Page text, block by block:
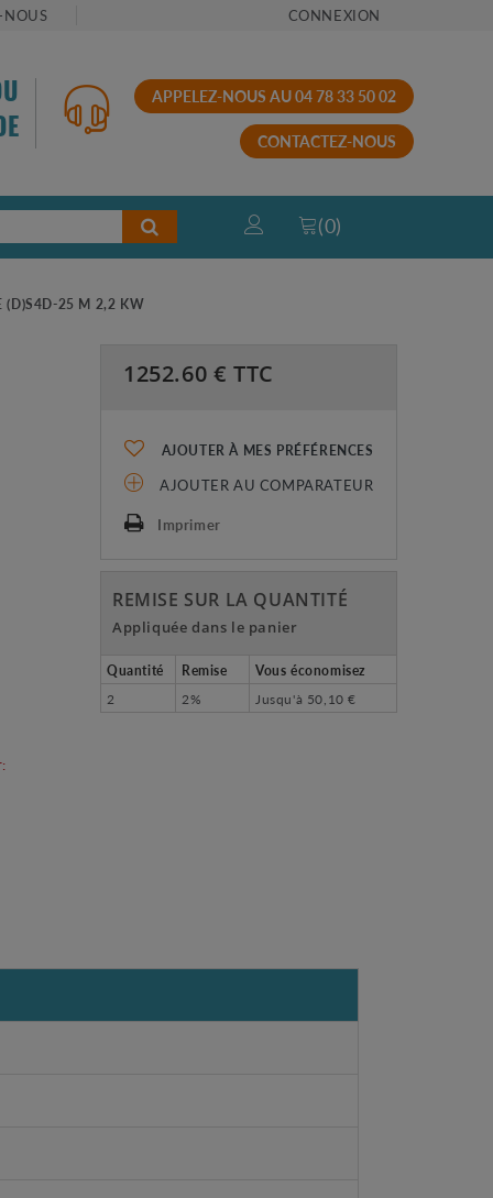
CONNEXION
APPELEZ-NOUS AU 04 78 33 50 02
CONTACTEZ-NOUS
(0)
(D)S4D-25 M 2,2 KW
1252.60 € TTC
AJOUTER À MES PRÉFÉRENCES
AJOUTER AU COMPARATEUR
Imprimer
REMISE SUR LA QUANTITÉ
Appliquée dans le panier
Quantité Remise
Vous économisez
2
2% Jusqu'à 50,10 €